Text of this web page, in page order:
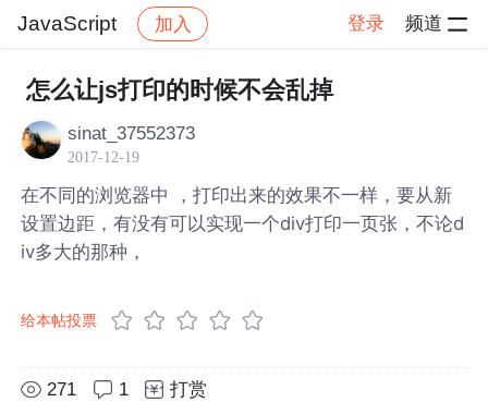
JavaScript 加入 登录 频道
社区 JavaScript 帖子详情
怎么让js打印的时候不会乱掉
sinat_37552373
2017-12-19
在不同的浏览器中 ，打印出来的效果不一样，要从新
设置边距，有没有可以实现一个div打印一页张，不论d
iv多大的那种，
给本帖投票
271 1 打赏